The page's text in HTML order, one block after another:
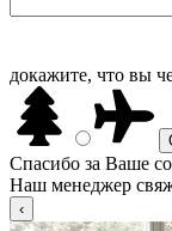
докажите, что вы
Спасибо за Ваше
Наш менеджер